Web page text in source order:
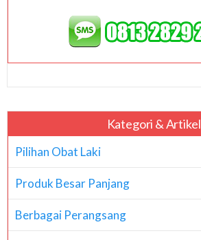
Kategori & Artikel
Pilihan Obat Laki
Produk Besar Panjang
Berbagai Perangsang